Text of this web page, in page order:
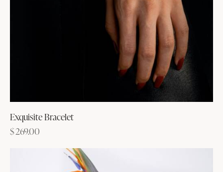
Exquisite Bracelet
$269.00